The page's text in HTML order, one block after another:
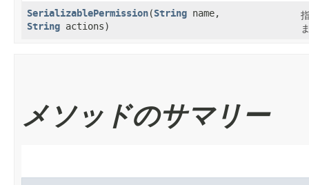
SerializablePermission​(String name,
String actions)
メソッドのサマリー